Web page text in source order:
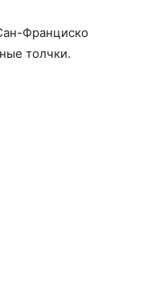
Франциско
толчки.